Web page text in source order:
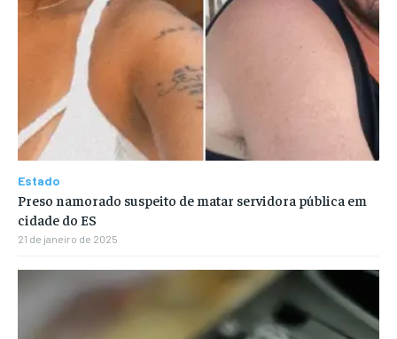
Estado
Preso namorado suspeito de matar servidora pública em
cidade do ES
21 de janeiro de 2025